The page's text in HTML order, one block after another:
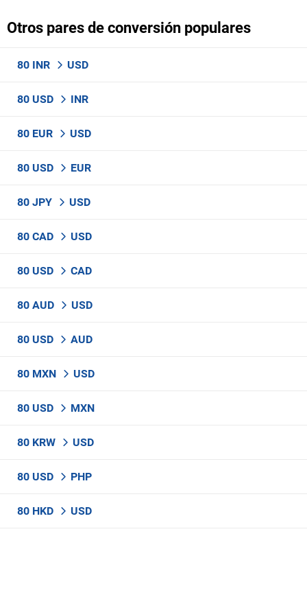
Otros pares de conversión populares
80 INR USD
80 USD INR
80 EUR USD
80 USD EUR
80 JPY USD
80 CAD USD
80 USD CAD
80 AUD USD
80 USD AUD
80 MXN USD
80 USD MXN
80 KRW USD
80 USD PHP
80 HKD USD